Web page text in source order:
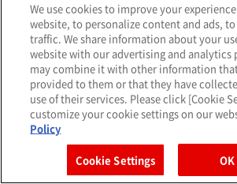
かるーいタイプ バ
ター風味
140g
明治オフスタイル 140g
明治オフスタイル
We use cookies to improve your
website, to personalize content and ads,
traffic. We share information about your
website with our advertising and analytics
may combine it with other information
provided to them or that they have
use of their services. Please click [Cookie
customize your cookie settings on our
Policy
Cookie Settings OK